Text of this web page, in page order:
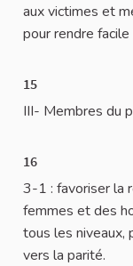
aux victimes et
pour rendre
15
III- Membres du
16
3-1 : favoriser la
femmes et des
tous les
vers la parité.